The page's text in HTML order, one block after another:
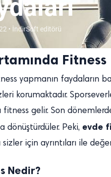
• İndirSoft editörü
Fitness
yapmanın faydaların
korumaktadır.
fitness gelir. Son
dönüştürdüler. Peki, evde
sizler için ayrıntıları ile
Nedir?